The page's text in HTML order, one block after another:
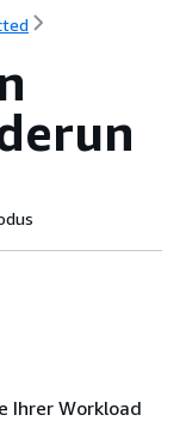
Ihrer Workload